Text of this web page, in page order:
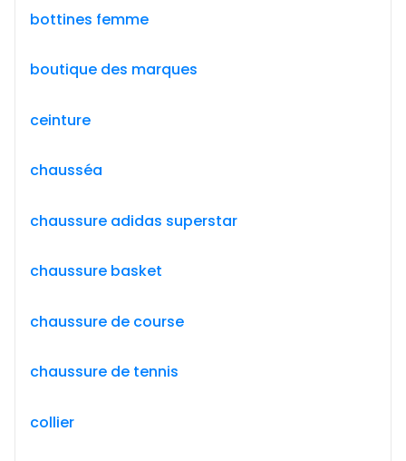
bottines femme
boutique des marques
ceinture
chausséa
chaussure adidas superstar
chaussure basket
chaussure de course
chaussure de tennis
collier